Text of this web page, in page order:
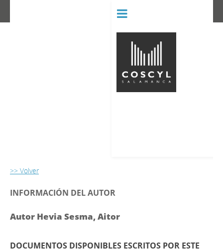
>> Volver
INFORMACIÓN DEL AUTOR
Autor Hevia Sesma, Aitor
DOCUMENTOS DISPONIBLES ESCRITOS POR ESTE